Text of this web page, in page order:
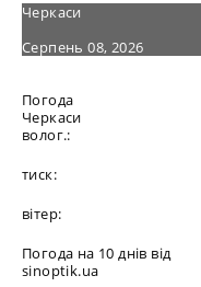
Черкаси
Серпень 08, 2026
Погода
Черкаси
волог.:
тиск:
вітер:
Погода на 10 днів від
sinoptik.ua